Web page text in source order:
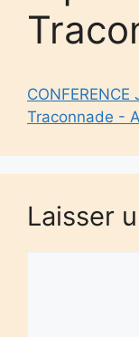
Traconnade -
Laisser